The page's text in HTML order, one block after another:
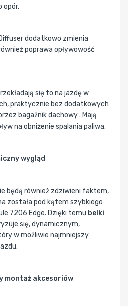
opór.
dodatkowo zmienia
poprawa opływowość
się to na jazdę w
praktycznie bez dodatkowych
bagażnik dachowy . Mają
na obniżenie spalania paliwa.
wygląd
będą również zdziwieni faktem,
została pod kątem szybkiego
7206 Edge. Dzięki temu belki
się, dynamicznym,
w możliwie najmniejszy
montaż akcesoriów